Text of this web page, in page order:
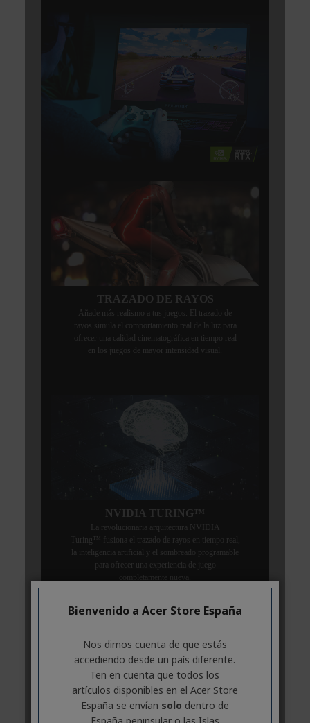
Bienvenido a Acer Store España
Nos dimos cuenta de que estás
accediendo desde un país diferente.
Ten en cuenta que todos los
artículos disponibles en el Acer Store
España se envían solo dentro de